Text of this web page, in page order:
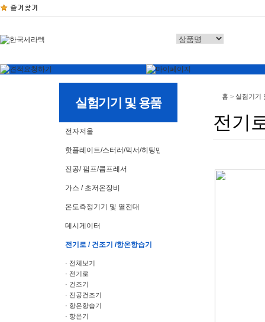
실험기기 및 용품
전자저울
핫플레이트/스터러/믹서/히팅맨틀
진공/ 펌프/콤프레서
가스 / 초저온장비
온도측정기기 및 열전대
데시게이터
전기로 / 건조기 /항온항습기
· 전체보기
· 전기로
· 건조기
· 진공건조기
· 항온항습기
· 항온기
홈 > 실험기기
전기